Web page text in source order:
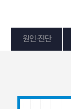
원인·진단